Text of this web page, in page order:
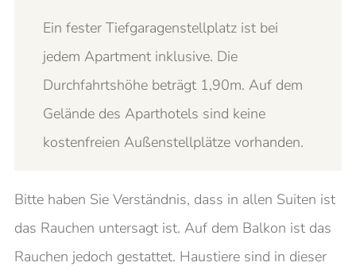
Ein fester Tiefgaragenstellplatz ist bei
jedem Apartment inklusive. Die
Durchfahrtshöhe beträgt 1,90m. Auf dem
Gelände des Aparthotels sind keine
kostenfreien Außenstellplätze vorhanden.
Bitte haben Sie Verständnis, dass in allen Suiten ist
das Rauchen untersagt ist. Auf dem Balkon ist das
Rauchen jedoch gestattet. Haustiere sind in dieser